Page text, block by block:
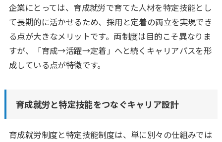
企業にとっては、育成就労で育てた人材を特定技能とし
て長期的に活かせるため、採用と定着の両立を実現でき
る点が大きなメリットです。両制度は目的こそ異なりま
すが、「育成→活躍→定着」へと続くキャリアパスを形
成している点が特徴です。
育成就労と特定技能をつなぐキャリア設計
育成就労制度と特定技能制度は、単に別々の仕組みでは